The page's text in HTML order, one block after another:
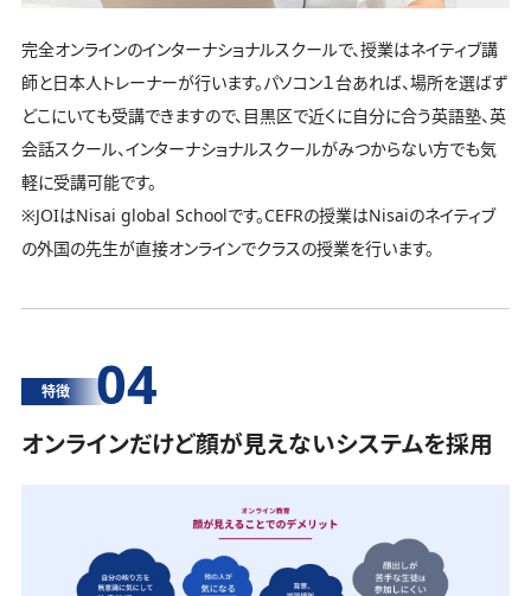
完全オンラインのインターナショナルスクールで、授業はネイティブ講
師と日本人トレーナーが行います。パソコン１台あれば、場所を選ばず
どこにいても受講できますので、目黒区で近くに自分に合う英語塾、英
会話スクール、インターナショナルスクールがみつからない方でも気
軽に受講可能です。
※JOIはNisai global Schoolです。CEFRの授業はNisaiのネイティブ
の外国の先生が直接オンラインでクラスの授業を行います。
特徴 04
オンラインだけど顔が見えないシステムを採用